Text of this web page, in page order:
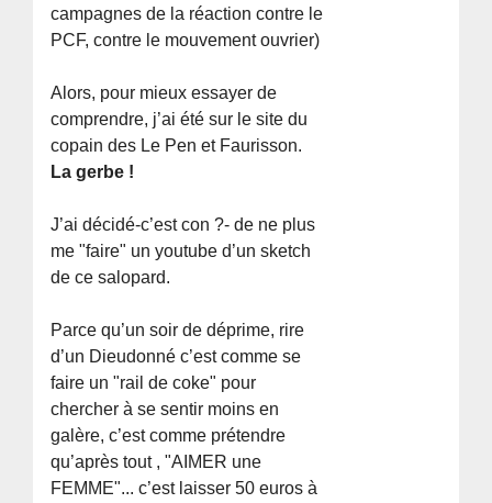
campagnes de la réaction contre le
PCF, contre le mouvement ouvrier)
Alors, pour mieux essayer de
comprendre, j’ai été sur le site du
copain des Le Pen et Faurisson.
La gerbe !
J’ai décidé-c’est con ?- de ne plus
me "faire" un youtube d’un sketch
de ce salopard.
Parce qu’un soir de déprime, rire
d’un Dieudonné c’est comme se
faire un "rail de coke" pour
chercher à se sentir moins en
galère, c’est comme prétendre
qu’après tout , "AIMER une
FEMME"... c’est laisser 50 euros à